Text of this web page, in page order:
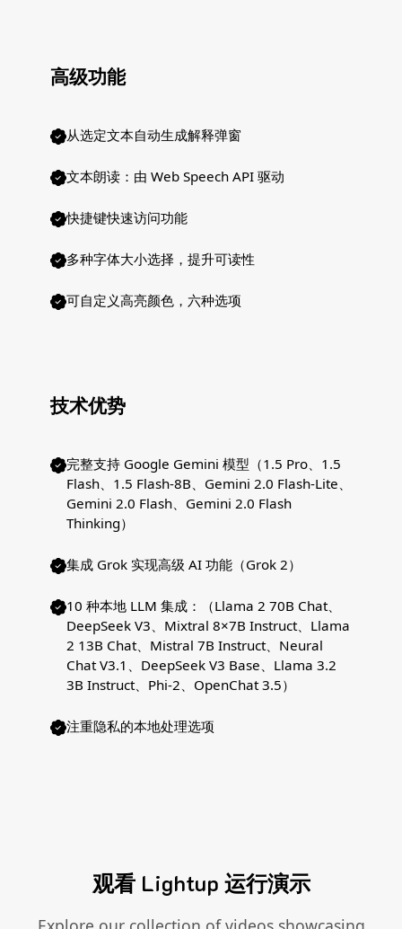
高级功能
从选定文本自动生成解释弹窗
文本朗读：由 Web Speech API 驱动
快捷键快速访问功能
多种字体大小选择，提升可读性
可自定义高亮颜色，六种选项
技术优势
完整支持 Google Gemini 模型（1.5 Pro、1.5
Flash、1.5 Flash-8B、Gemini 2.0 Flash-Lite、
Gemini 2.0 Flash、Gemini 2.0 Flash
Thinking）
集成 Grok 实现高级 AI 功能（Grok 2）
10 种本地 LLM 集成：（Llama 2 70B Chat、
DeepSeek V3、Mixtral 8×7B Instruct、Llama
2 13B Chat、Mistral 7B Instruct、Neural
Chat V3.1、DeepSeek V3 Base、Llama 3.2
3B Instruct、Phi-2、OpenChat 3.5）
注重隐私的本地处理选项
观看 Lightup 运行演示